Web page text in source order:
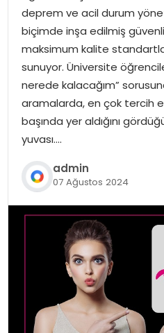
SIYASET
MAGAZIN
deprem ve acil durum
biçimde inşa edilmiş
maksimum kalite
sunuyor. Üniversite
nerede kalacağım” sorusuna
aramalarda, en çok tercih
başında yer aldığını
yuvası….
admin
07 Ağustos 2024